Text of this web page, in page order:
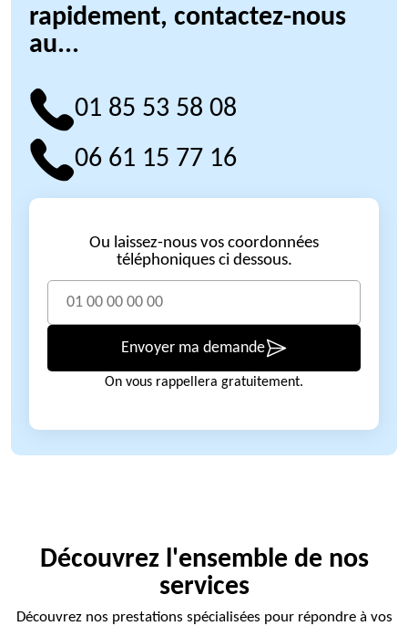
rapidement, contactez-nous
au...
01 85 53 58 08
06 61 15 77 16
Ou laissez-nous vos coordonnées
téléphoniques ci dessous.
Envoyer ma demande
On vous rappellera gratuitement.
Découvrez l'ensemble de nos
services
Découvrez nos prestations spécialisées pour répondre à vos